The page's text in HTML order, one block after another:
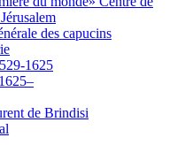
des capucins
1625
de Brindisi